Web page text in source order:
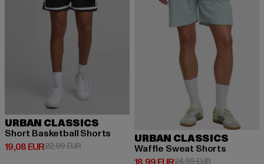
URBAN CLASSICS
Short Basketball Shorts
19,08 EUR
Derzeitiger Preis: 19,08 EUR
22,99 EURAktionspreis: 22,99 EUR
URBAN CLASSICS
Waffle Sweat Shorts
24,99 EURAktionspreis: